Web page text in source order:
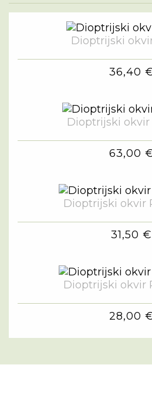
Dioptrijski
36,40
Dioptrijski okvir
63,00
Dioptrijski okvir
31,50 €
Dioptrijski okvir
28,00